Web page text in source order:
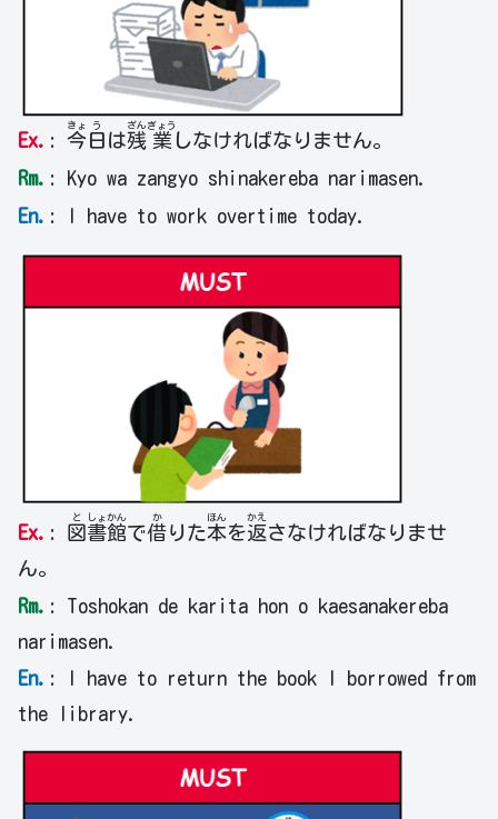
Ex. : 今
きょ
日
う
は残
ざん
業
ぎょう
しなければなりません。
Rm. : Kyo wa zangyo shinakereba narimasen.
En. : I have to work overtime today.
Ex. : 図
と
書
しょ
館
かん
で借
か
りた本
ほん
を返
かえ
さなければなりませ
ん。
Rm. : Toshokan de karita hon o kaesanakereba
narimasen.
En. : I have to return the book I borrowed from
the library.